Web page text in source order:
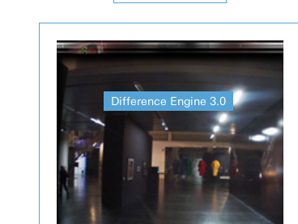
Difference Engine 3.0